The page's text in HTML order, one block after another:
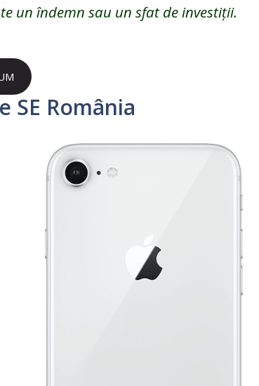
un îndemn sau un sfat de investiții.
SE România